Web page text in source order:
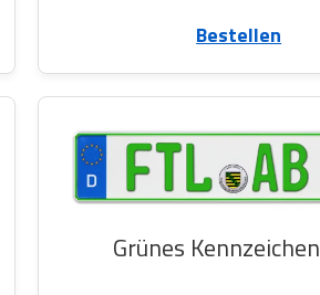
Bestellen
Grünes